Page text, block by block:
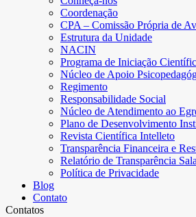
Coordenação
CPA – Comissão Própria de
Estrutura da Unidade
NACIN
Programa de Iniciação
Núcleo de Apoio
Regimento
Responsabilidade Social
Núcleo de Atendimento ao
Plano de Desenvolvimento
Revista Científica Intelleto
Transparência Financeira e
Relatório de Transparência
Política de Privacidade
Blog
Contato
Contatos